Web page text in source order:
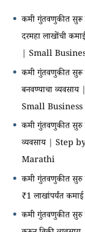
कमी गुंतवणुकीत सुरू
दरमहा लाखोंची
| Small
कमी गुंतवणुकीत सुरू
बनवण्याचा
Small
कमी गुंतवणुकीत सुरु
व्यवसाय | Step
Marathi
कमी गुंतवणुकीत सुरु
₹1 लाखांपर्यंत
कमी गुंतवणुकीत सुरु